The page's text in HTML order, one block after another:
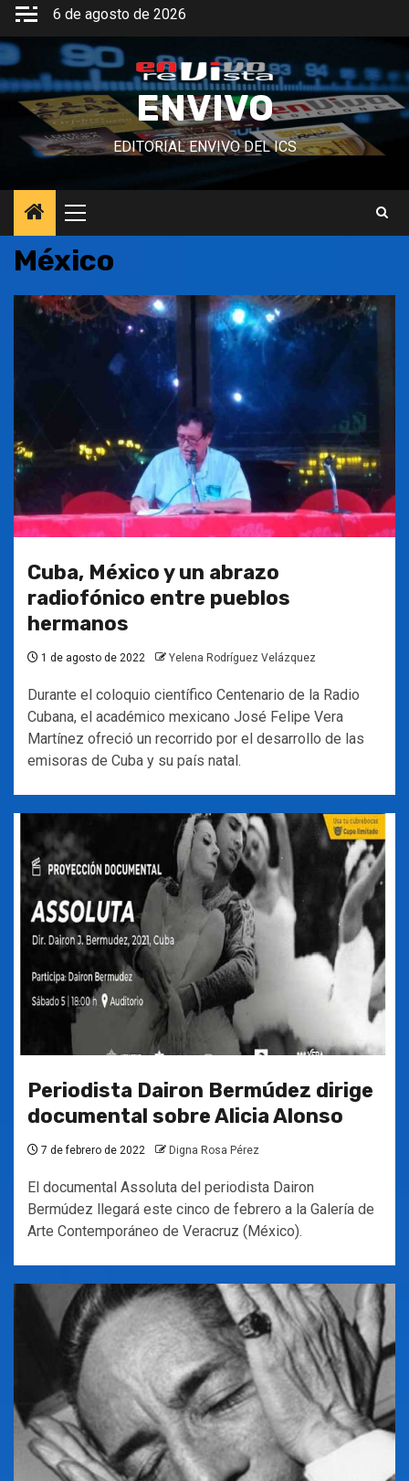
Saltar
contenido
6 de agosto de 2026
ENVIVO
EDITORIAL ENVIVO DEL ICS
Menú
principal
México
Cuba, México y un abrazo
radiofónico entre pueblos
hermanos
1 de agosto de 2022 Yelena Rodríguez Velázquez
Durante el coloquio científico Centenario de la Radio
Cubana, el académico mexicano José Felipe Vera
Martínez ofreció un recorrido por el desarrollo de las
emisoras de Cuba y su país natal.
Periodista Dairon Bermúdez dirige
documental sobre Alicia Alonso
7 de febrero de 2022 Digna Rosa Pérez
El documental Assoluta del periodista Dairon
Bermúdez llegará este cinco de febrero a la Galería de
Arte Contemporáneo de Veracruz (México).